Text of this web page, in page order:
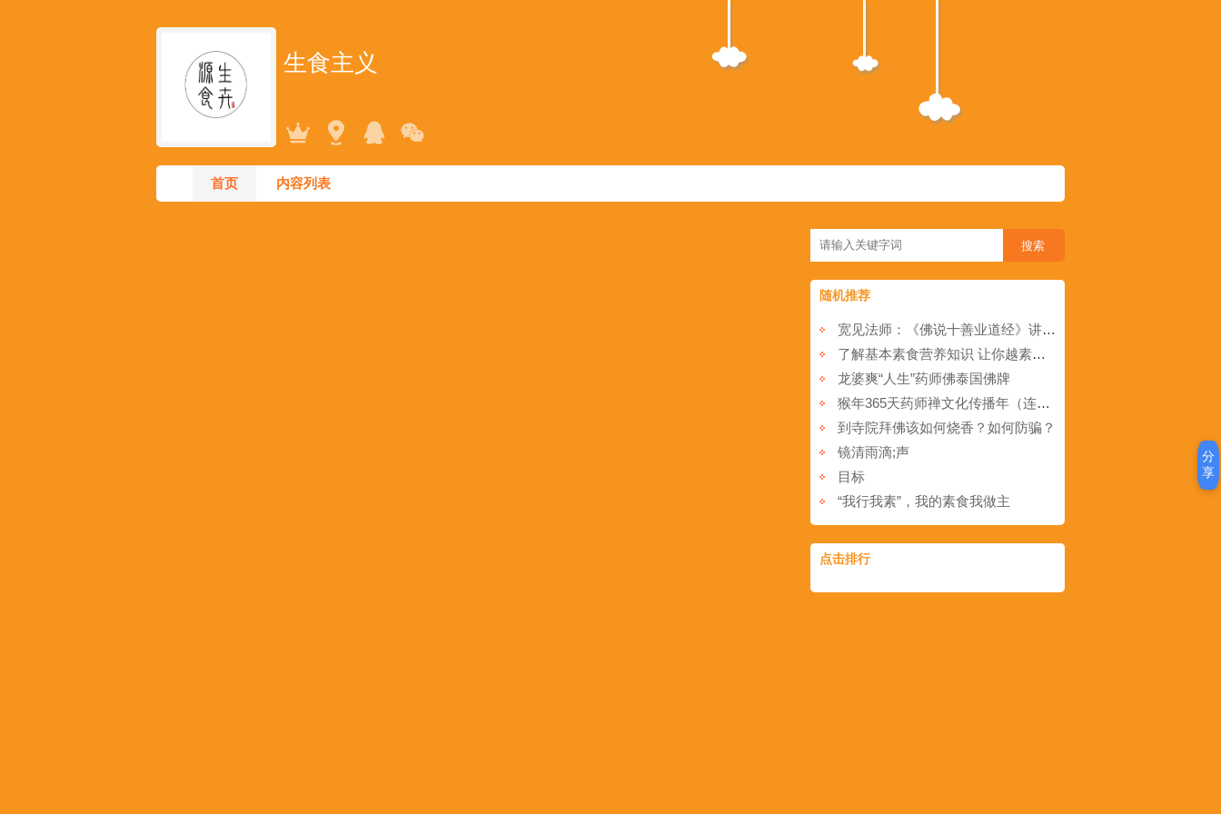
生食主义
首页 内容列表
随机推荐
宽见法师：《佛说十善业道经》讲记八 5 按十善业来行布施
了解基本素食营养知识 让你越素越健康
龙婆爽“人生”药师佛泰国佛牌
猴年365天药师禅文化传播年（连载049）“法施”分享
到寺院拜佛该如何烧香？如何防骗？
镜清雨滴;声
目标
“我行我素”，我的素食我做主
点击排行
分
享